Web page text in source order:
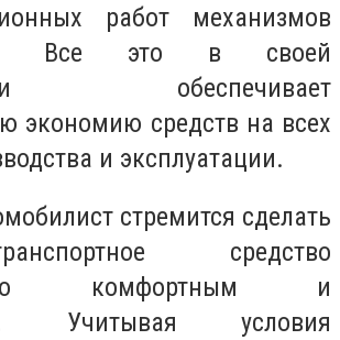
работ механизмов
Все это в своей
обеспечивает
экономию средств на всех
и эксплуатации.
стремится сделать
средство
комфортным и
Учитывая условия